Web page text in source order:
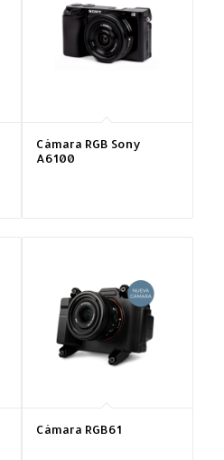
Cámara RGB Sony
A6100
Cámara RGB61